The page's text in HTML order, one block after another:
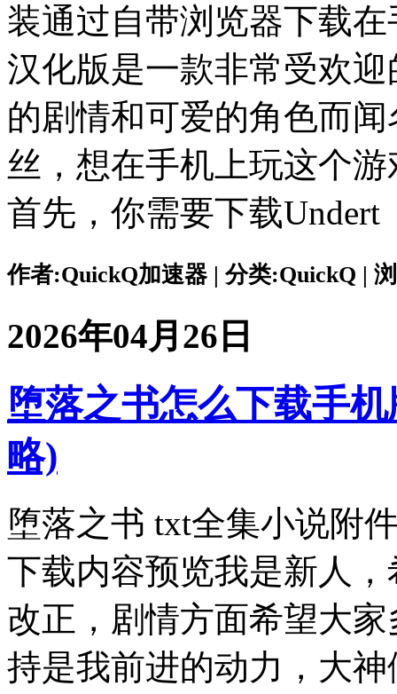
装通过自带浏览器下载
汉化版是一款非常受欢
的剧情和可爱的角色而
丝，想在手机上玩这个
首先，你需要下载Undert
作者:QuickQ加速器 | 分类:QuickQ |
2026年04月26日
堕落之书怎么下载手
略)
堕落之书 txt全集小说附
下载内容预览我是新人
改正，剧情方面希望大
持是我前进的动力，大